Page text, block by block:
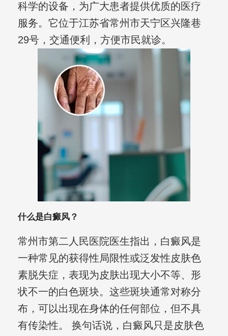
科学的设备，为广大患者提供优质的医疗
服务。它位于江苏省常州市天宁区兴隆巷
29号，交通便利，方便市民就诊。
什么是白癜风？
常州市第二人民医院医生指出，白癜风是
一种常见的获得性局限性或泛发性皮肤色
素脱失症，表现为皮肤出现大小不等、形
状不一的白色斑块。这些斑块通常对称分
布，可以出现在身体的任何部位，但不具
有传染性。 换句话说，白癜风只是皮肤色